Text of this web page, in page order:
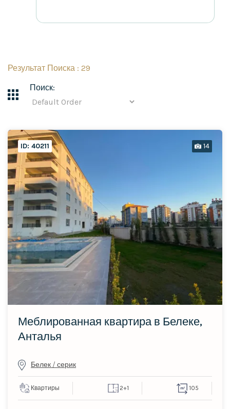
Особенности Апартаментов
Пожалуйста выберите
Параметры
Пожалуйста выберите
Дополнительно
Пожалуйста выберите
ID Обьекта
Поиск
Поиск:
Результат Поиска : 29
14
ID: 40211
Меблированная квартира в Белеке,
Анталья
Белек / серик
Квартиры 2+1 105